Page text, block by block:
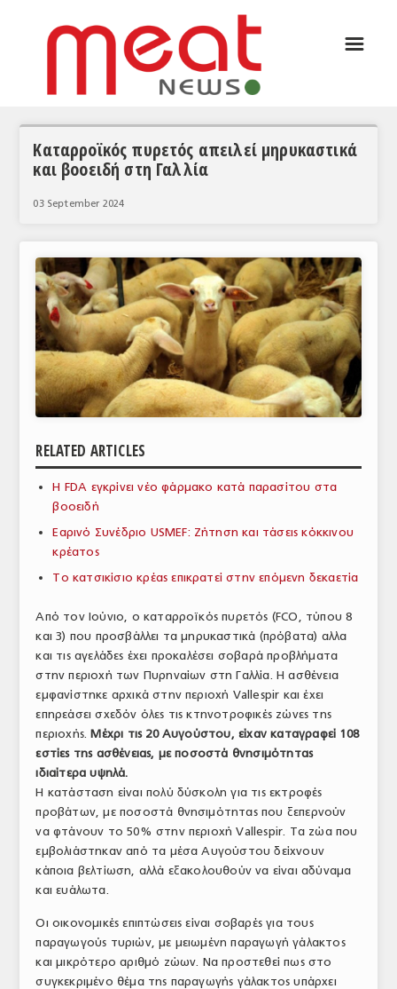
ΣΥΝΕΝΤΕΥΞΕΙΣ
ΘΕΜΑΤΑ
ΚΟΣΜΟΣ
ΕΙΔΗΣΕΙΣ
ΕΥΡΩΠΑΪΚΕΣ ΑΠΟΦΑΣΕΙΣ
ΘΕΜΑΤΑ
ΕΜΠΟΡΙΚΟΣ ΚΑΤΑΛΟΓΟΣ
ΠΑΡΑΓΩΓΗ & ΕΜΠΟΡΙΑ
ΣΦΑΓΕΙΑ
ΥΠΗΡΕΣΙΕΣ
ΕΜΠΟΡΙΚΟΙ ΑΝΤΙΠΡΟΣΩΠΟΙ
ΝΟΜΟΘΕΣΙΑ
ΕΛΛΗΝΙΚΗ ΝΟΜΟΘΕΣΙΑ
ΕΥΡΩΠΑΪΚΗ ΝΟΜΟΘΕΣΙΑ
ΤΟ ΠΕΡΙΟΔΙΚΟ
Profile
ΑΡΧΕΙΟ ΤΕΥΧΩΝ
ΣΥΝΕΔΡΙΟ ΚΡΕΑΤΟΣ
☰
Καταρροϊκός πυρετός απειλεί μηρυκαστικά
και βοοειδή στη Γαλλία
03 September 2024
RELATED ARTICLES
Η FDA εγκρίνει νέο φάρμακο κατά παρασίτου στα
βοοειδή
Εαρινό Συνέδριο USMEF: Ζήτηση και τάσεις κόκκινου
κρέατος
Το κατσικίσιο κρέας επικρατεί στην επόμενη δεκαετία
Από τον Ιούνιο, ο καταρροϊκός πυρετός (FCO, τύπου 8
και 3) που προσβάλλει τα μηρυκαστικά (πρόβατα) αλλα
και τις αγελάδες έχει προκαλέσει σοβαρά προβλήματα
στην περιοχή των Πυρηναίων στη Γαλλία. Η ασθένεια
εμφανίστηκε αρχικά στην περιοχή Vallespir και έχει
επηρεάσει σχεδόν όλες τις κτηνοτροφικές ζώνες της
περιοχής. Μέχρι τις 20 Αυγούστου, είχαν καταγραφεί 108
εστίες της ασθένειας, με ποσοστά θνησιμότητας
ιδιαίτερα υψηλά.
Η κατάσταση είναι πολύ δύσκολη για τις εκτροφές
προβάτων, με ποσοστά θνησιμότητας που ξεπερνούν
να φτάνουν το 50% στην περιοχή Vallespir. Τα ζώα που
εμβολιάστηκαν από τα μέσα Αυγούστου δείχνουν
κάποια βελτίωση, αλλά εξακολουθούν να είναι αδύναμα
και ευάλωτα.
Οι οικονομικές επιπτώσεις είναι σοβαρές για τους
παραγωγούς τυριών, με μειωμένη παραγωγή γάλακτος
και μικρότερο αριθμό ζώων. Να προστεθεί πως στο
συγκεκριμένο θέμα της παραγωγής γάλακτος υπάρχει